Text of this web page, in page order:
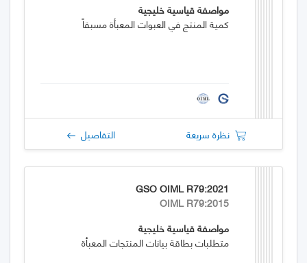
مواصفة قياسية خليجية
كمية المنتج في العبوات المعبأة مسبقاً
نظرة سريعة التفاصيل
GSO OIML R79:2021
OIML R79:2015
مواصفة قياسية خليجية
متطلبات بطاقة بيانات المنتجات المعبأة